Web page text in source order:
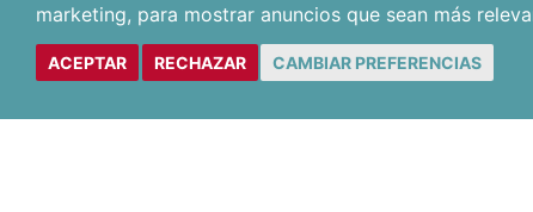
marketing, para mostrar anuncios que sean más
ACEPTAR RECHAZAR CAMBIAR PREFERENCIAS